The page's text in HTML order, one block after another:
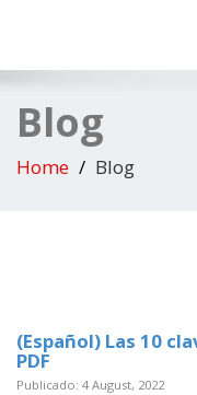
Blog
Home Blog
(Español) Las 10
PDF
Publicado: 4 August, 2022